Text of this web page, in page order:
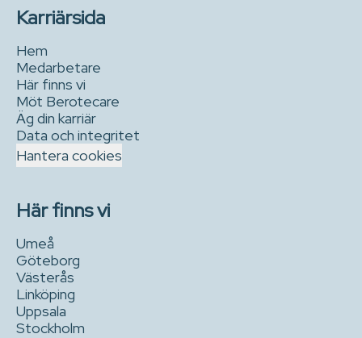
Karriärsida
Hem
Medarbetare
Här finns vi
Möt Berotecare
Äg din karriär
Data och integritet
Hantera cookies
Här finns vi
Umeå
Göteborg
Västerås
Linköping
Uppsala
Stockholm